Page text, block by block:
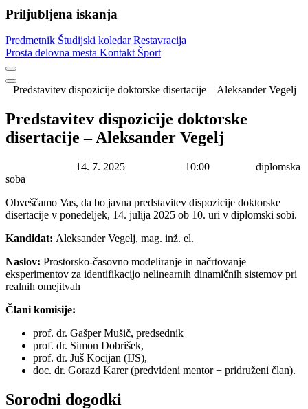
Priljubljena iskanja
Predmetnik Študijski koledarRestavracija
Prosta delovna mesta Kontakt Šport
Predstavitev dispozicije doktorske disertacije – Aleksander Vegelj
Predstavitev dispozicije doktorske
disertacije – Aleksander Vegelj
14. 7. 2025 10:00
diplomska
soba
Obveščamo Vas, da bo javna predstavitev dispozicije doktorske
disertacije v ponedeljek, 14. julija 2025 ob 10. uri v diplomski sobi.
Kandidat: Aleksander Vegelj, mag. inž. el.
Naslov: Prostorsko-časovno modeliranje in načrtovanje
eksperimentov za identifikacijo nelinearnih dinamičnih sistemov pri
realnih omejitvah
Člani komisije:
prof. dr. Gašper Mušič, predsednik
prof. dr. Simon Dobrišek,
prof. dr. Juš Kocijan (IJS),
doc. dr. Gorazd Karer (predvideni mentor − pridruženi član).
Sorodni dogodki